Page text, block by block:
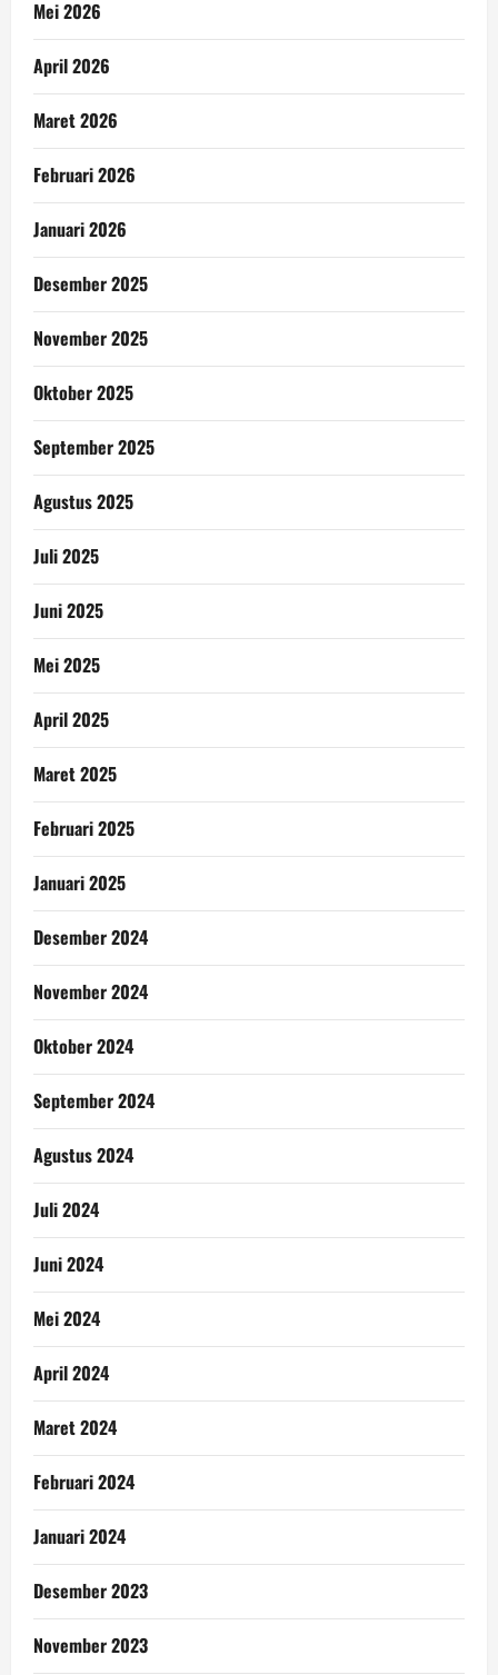
Mei 2026
April 2026
Maret 2026
Februari 2026
Januari 2026
Desember 2025
November 2025
Oktober 2025
September 2025
Agustus 2025
Juli 2025
Juni 2025
Mei 2025
April 2025
Maret 2025
Februari 2025
Januari 2025
Desember 2024
November 2024
Oktober 2024
September 2024
Agustus 2024
Juli 2024
Juni 2024
Mei 2024
April 2024
Maret 2024
Februari 2024
Januari 2024
Desember 2023
November 2023